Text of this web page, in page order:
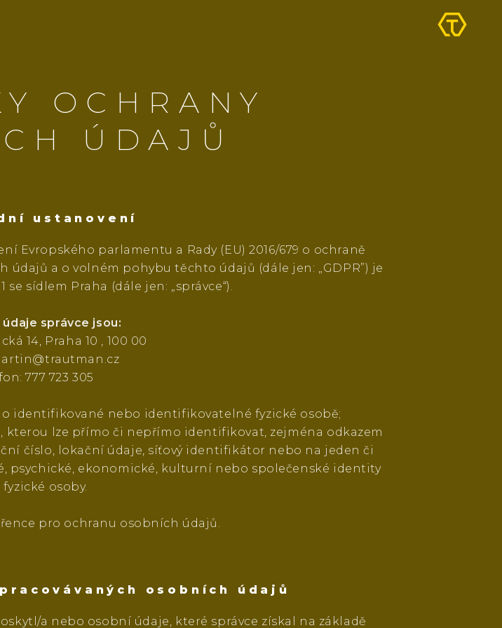
OCHRANY
ÚDAJŮ
ustanovení
Evropského parlamentu a Rady (EU) 2016/679 o ochraně
a o volném pohybu těchto údajů (dále jen: „GDPR”) je
se sídlem Praha (dále jen: „správce“).
správce jsou:
14, Praha 10 , 100 00
777 723 305
identifikované nebo identifikovatelné fyzické osobě;
lze přímo či nepřímo identifikovat, zejména odkazem
číslo, lokační údaje, síťový identifikátor nebo na jeden či
psychické, ekonomické, kulturní nebo společenské identity
osoby.
pro ochranu osobních údajů.
osobních údajů
a nebo osobní údaje, které správce získal na základě